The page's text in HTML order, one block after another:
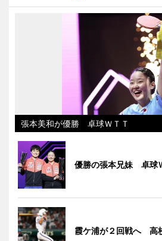
張本美和が優勝 卓球ＷＴＴ
優勝の張本兄妹 卓球
霞ケ浦が２回戦へ 高